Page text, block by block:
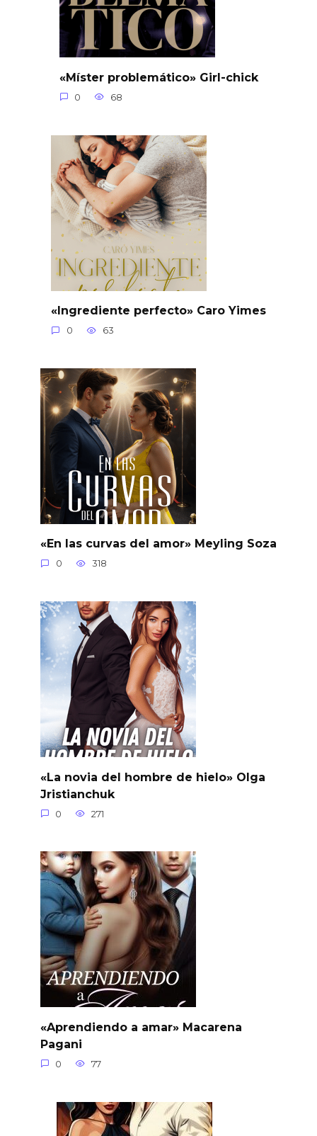
«Míster problemático» Girl-chick
0 68
«Ingrediente perfecto» Caro Yimes
0 63
«En las curvas del amor» Meyling Soza
0 318
«La novia del hombre de hielo» Olga
Jristianchuk
0 271
«Aprendiendo a amar» Macarena
Pagani
0 77